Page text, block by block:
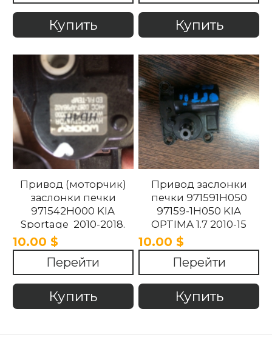
Купить Купить
Привод (моторчик)
заслонки печки
971542H000 KIA
Sportage 2010-2018.
10.00 $
Перейти
Купить
Привод заслонки
печки 971591H050
97159-1H050 KIA
OPTIMA 1.7 2010-15
10.00 $
Перейти
Купить